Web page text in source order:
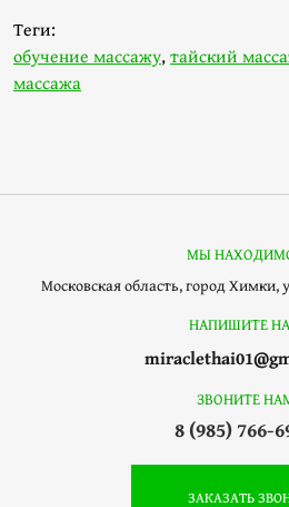
Теги:
обучение массажу,тайский
массажа
МЫ
Московская область, город
НАПИШИТЕ
ЗВОНИТЕ
8 (985) 766-
ЗАКАЗАТЬ